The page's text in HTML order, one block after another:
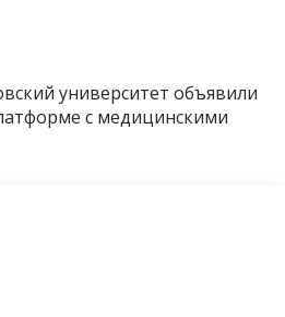
университет объявили
с медицинскими